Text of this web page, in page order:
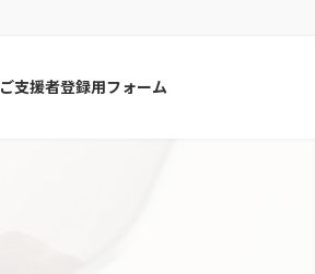
ご支援者登録用フォーム